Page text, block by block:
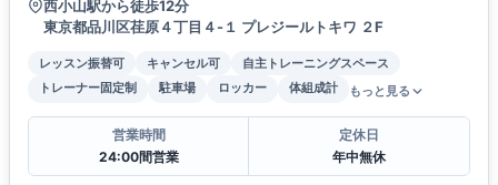
西小山駅から徒歩12分
東京都品川区荏原４丁目４-１ プレジールトキワ ２F
レッスン振替可 キャンセル可
自主トレーニングスペース
トレーナー固定制
駐車場 ロッカー 体組成計 もっと見る
営業時間
24:00間営業
定休日
年中無休